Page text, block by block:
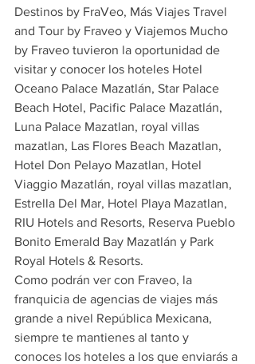
Destinos by FraVeo, Más Viajes Travel
and Tour by Fraveo y Viajemos Mucho
by Fraveo tuvieron la oportunidad de
visitar y conocer los hoteles Hotel
Oceano Palace Mazatlán, Star Palace
Beach Hotel, Pacific Palace Mazatlán,
Luna Palace Mazatlan, royal villas
mazatlan, Las Flores Beach Mazatlan,
Hotel Don Pelayo Mazatlan, Hotel
Viaggio Mazatlán, royal villas mazatlan,
Estrella Del Mar, Hotel Playa Mazatlan,
RIU Hotels and Resorts, Reserva Pueblo
Bonito Emerald Bay Mazatlán y Park
Royal Hotels & Resorts.
Como podrán ver con Fraveo, la
franquicia de agencias de viajes más
grande a nivel República Mexicana,
siempre te mantienes al tanto y
conoces los hoteles a los que enviarás a